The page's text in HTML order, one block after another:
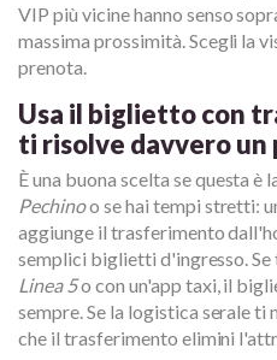
VIP più vicine hanno senso
massima prossimità. Scegli la
prenota.
Usa il biglietto con
ti risolve davvero un
È una buona scelta se questa è
Pechinoo se hai tempi stretti:
aggiunge il trasferimento
semplici biglietti d'ingresso. Se
Linea 5o con un'app taxi, il
sempre. Se la logistica serale
che il trasferimento elimini